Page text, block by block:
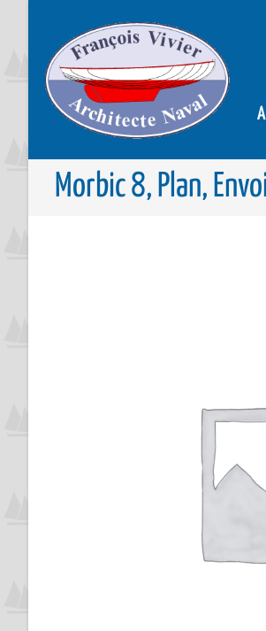
Morbic 8, Plan,